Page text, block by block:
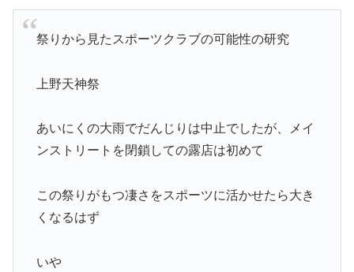
祭りから見たスポーツクラブの可能性の研究
上野天神祭
あいにくの大雨でだんじりは中止でしたが、メイ
ンストリートを閉鎖しての露店は初めて
この祭りがもつ凄さをスポーツに活かせたら大き
くなるはず
いや